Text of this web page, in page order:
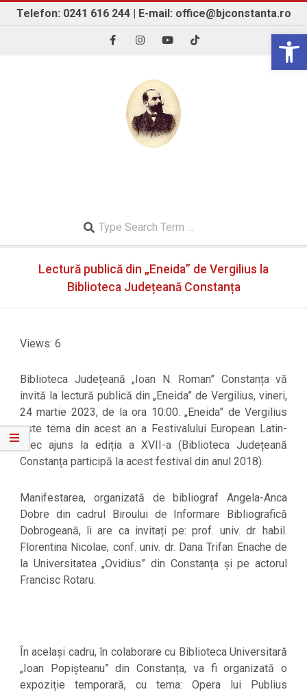
SkipTelefon: 0241 616 244 | E-mail: office@bjconstanta.ro
Search
NavigationLectură publică din „Eneida” de Vergilius la
Biblioteca Județeană Constanța
Views: 6
Biblioteca Județeană „Ioan N. Roman” Constanța vă
invită la lectură publică din „Eneida” de Vergilius, vineri,
24 martie 2023, de la ora 10:00. „Eneida” de Vergilius
este tema din acest an a Festivalului European Latin-
Grec ajuns la ediția a XVII-a (Biblioteca Județeană
Constanța participă la acest festival din anul 2018).
Manifestarea, organizată de bibliograf Angela-Anca
Dobre din cadrul Biroului de Informare Bibliografică
Dobrogeană, îi are ca invitați pe: prof. univ. dr. habil.
Florentina Nicolae, conf. univ. dr. Dana Trifan Enache de
la Universitatea „Ovidius” din Constanța și pe actorul
Francisc Rotaru.
În același cadru, în colaborare cu Biblioteca Universitară
„Ioan Popișteanu” din Constanța, va fi organizată o
expoziție temporară, cu tema: Opera lui Publius